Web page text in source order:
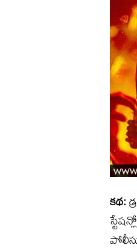
కథ: